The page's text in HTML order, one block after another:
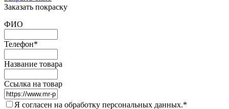
Заказать покраску
ФИО
Телефон*
Название товара
Ссылка на товар
Я согласен на обработку персональных данных.*